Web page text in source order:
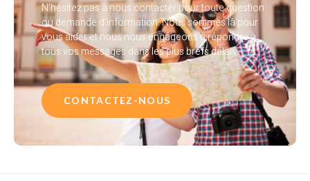
N’hésitez pas à nous contacter pour toute question
ou demande d’information. Nous sommes là pour
vous aider et nous nous engageons à répondre à
tous vos messages dans les plus brefs délais.
CONTACTEZ-NOUS